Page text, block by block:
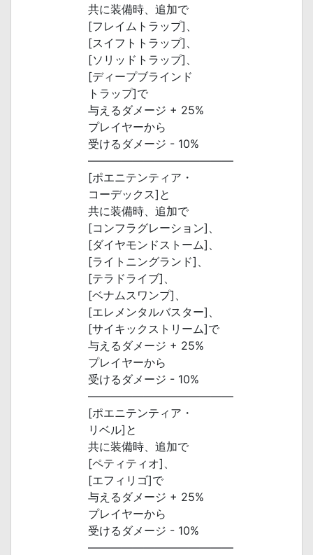
共に装備時、追加で
[フレイムトラップ]、
[スイフトトラップ]、
[ソリッドトラップ]、
[ディープブラインド
トラップ]で
与えるダメージ + 25%
プレイヤーから
受けるダメージ - 10%
―――――――――――――
[ポエニテンティア・
コーデックス]と
共に装備時、追加で
[コンフラグレーション]、
[ダイヤモンドストーム]、
[ライトニングランド]、
[テラドライブ]、
[ベナムスワンプ]、
[エレメンタルバスター]、
[サイキックストリーム]で
与えるダメージ + 25%
プレイヤーから
受けるダメージ - 10%
―――――――――――――
[ポエニテンティア・
リベル]と
共に装備時、追加で
[ペティティオ]、
[エフィリゴ]で
与えるダメージ + 25%
プレイヤーから
受けるダメージ - 10%
―――――――――――――